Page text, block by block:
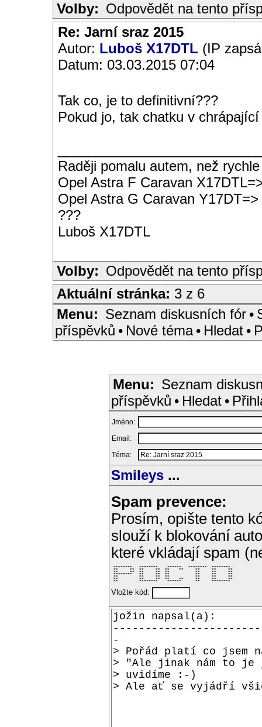
Volby: Odpovědět na tento
Re: Jarní sraz 2015
Autor: Luboš X17DTL (IP
Datum: 03.03.2015 07:04
Tak co, je to definitivní???
Pokud jo, tak chatku v
Raději pomalu autem, než
Opel Astra F Caravan
Opel Astra G Caravan Y17DT=>
???
Luboš X17DTL
Volby: Odpovědět na tento
Aktuální stránka: 3 z 6
Menu: Seznam diskusních fór •
příspěvků • Nové téma • Hledat •
Menu: Seznam
příspěvků • Hledat •
Jméno:
Email:
Téma:
Smileys ...
Spam prevence:
Prosím, opište tento
slouží k blokování
které vkládají spam
********   ********    ******   ********  ********
**     **  **     **  **    **     **     **     **
**     **  **     **  **           **     **     **
********   **     **  **           **     **     **
**         **     **  **           **     **     **
**         **     **  **    **     **     **     **
**         ********    ******      **     ********
Vložte kód: